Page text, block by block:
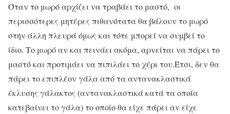
Όταν το μωρό αρχίζει να τραβάει το μαστό, οι
περισσότερες μητέρες πιθανότατα θα βάλουν το μωρό
στην άλλη πλευρά όμως και τότε μπορεί να συμβεί το
ίδιο. Το μωρό αν και πεινάει ακόμα, αρνείται να πάρει το
μαστό και προτιμάει να πιπιλάει το χέρι του.Έτσι, δεν θα
πάρει το επιπλέον γάλα από τα αντανακλαστικά
έκλυσης γάλακτος (αντανακλαστικά κατά τα οποία
κατεβαίνει το γάλα) το οποίο θα είχε πάρει αν είχε